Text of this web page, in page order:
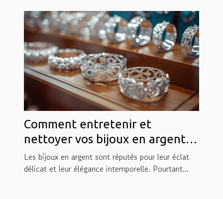
Comment entretenir et
nettoyer vos bijoux en argent
pour une brillance durable
Les bijoux en argent sont réputés pour leur éclat
délicat et leur élégance intemporelle. Pourtant...